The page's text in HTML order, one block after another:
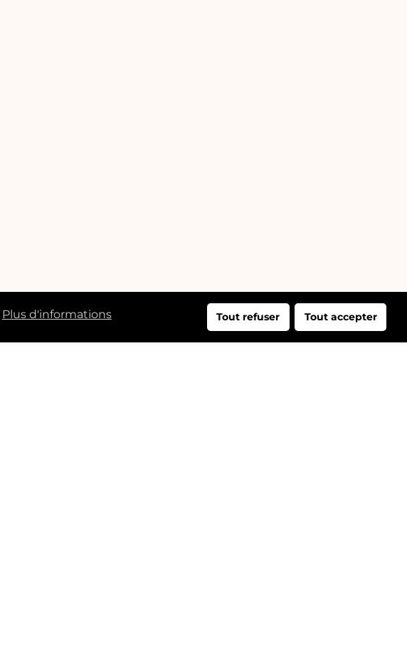
Plus d'informations Tout refuser Tout accepter